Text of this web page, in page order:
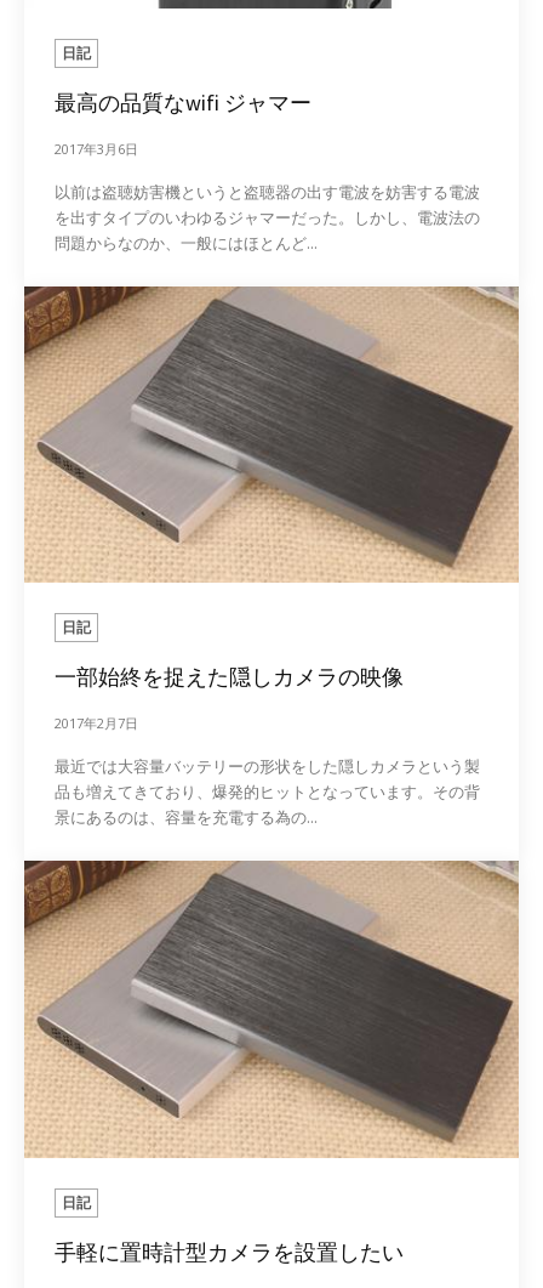
日記
最高の品質なwifi ジャマー
2017年3月6日
以前は盗聴妨害機というと盗聴器の出す電波を妨害する電波
を出すタイプのいわゆるジャマーだった。しかし、電波法の
問題からなのか、一般にはほとんど...
日記
一部始終を捉えた隠しカメラの映像
2017年2月7日
最近では大容量バッテリーの形状をした隠しカメラという製
品も増えてきており、爆発的ヒットとなっています。その背
景にあるのは、容量を充電する為の...
日記
手軽に置時計型カメラを設置したい